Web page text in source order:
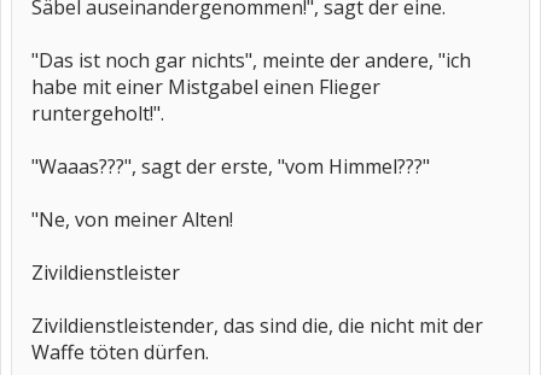
Säbel auseinandergenommen!", sagt der eine.
"Das ist noch gar nichts", meinte der andere, "ich
habe mit einer Mistgabel einen Flieger
runtergeholt!".
"Waaas???", sagt der erste, "vom Himmel???"
"Ne, von meiner Alten!
Zivildienstleister
Zivildienstleistender, das sind die, die nicht mit der
Waffe töten dürfen.